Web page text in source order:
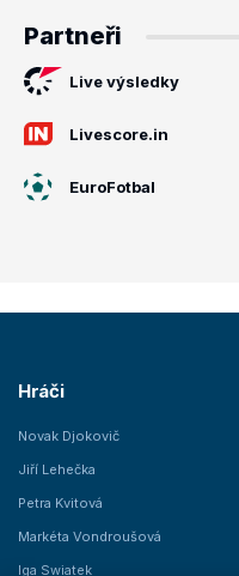
Partneři
Live výsledky
Livescore.in
EuroFotbal
Hráči
Novak Djokovič
Jiří Lehečka
Petra Kvitová
Markéta Vondroušová
Iga Swiatek